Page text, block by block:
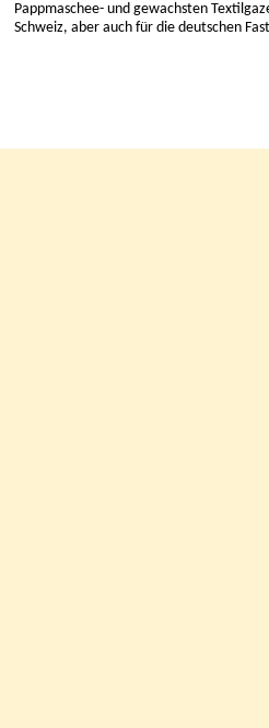
Pappmaschee- und gewachsten
Schweiz, aber auch für die deutschen